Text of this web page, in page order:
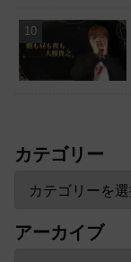
カテゴリー
アーカイブ